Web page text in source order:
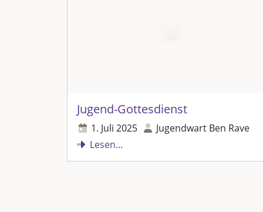
Jugend-Gottesdienst
1. Juli 2025
Jugendwart Ben Rave
Lesen...